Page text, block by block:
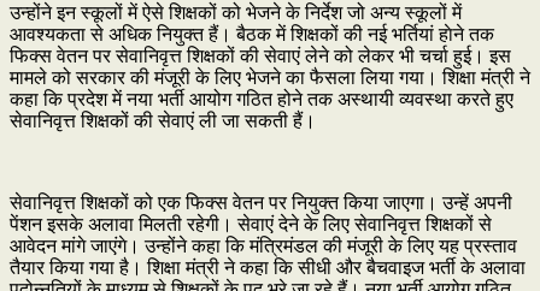
उन्होंने इन स्कूलों में ऐसे शिक्षकों को भेजने के निर्देश जो अन्य स्कूलों में
आवश्यकता से अधिक नियुक्त हैं। बैठक में शिक्षकों की नई भर्तियां हाेने तक
फिक्स वेतन पर सेवानिवृत्त शिक्षकों की सेवाएं लेने को लेकर भी चर्चा हुई। इस
मामले को सरकार की मंजूरी के लिए भेजने का फैसला लिया गया। शिक्षा मंत्री ने
कहा कि प्रदेश में नया भर्ती आयोग गठित होने तक अस्थायी व्यवस्था करते हुए
सेवानिवृत्त शिक्षकों की सेवाएं ली जा सकती हैं।
सेवानिवृत्त शिक्षकों को एक फिक्स वेतन पर नियुक्त किया जाएगा। उन्हें अपनी
पेंशन इसके अलावा मिलती रहेगी। सेवाएं देने के लिए सेवानिवृत्त शिक्षकों से
आवेदन मांगे जाएंगे। उन्होंने कहा कि मंत्रिमंडल की मंजूरी के लिए यह प्रस्ताव
तैयार किया गया है। शिक्षा मंत्री ने कहा कि सीधी और बैचवाइज भर्ती के अलावा